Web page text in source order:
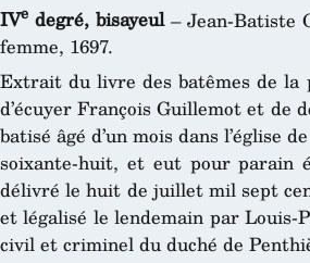
IVe degré, bisayeul– Jean-Batiste
femme, 1697.
Extrait du livre des batêmes de la
d’écuyer François Guillemot et de
batisé âgé d’un mois dans l’église
soixante-huit, et eut pour parain
délivré le huit de juillet mil sept
et légalisé le lendemain par Louis-
civil et criminel du duché de